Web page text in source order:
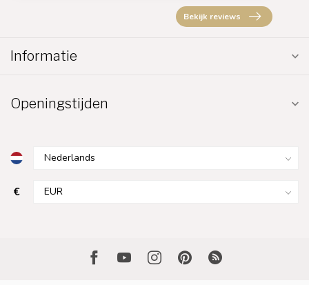
Bekijk reviews
Informatie
Openingstijden
€